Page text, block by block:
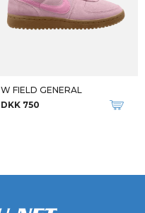
W FIELD GENERAL
DKK 750